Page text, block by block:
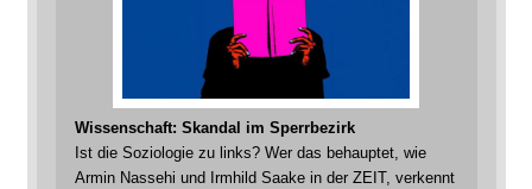
Wissenschaft: Skandal im Sperrbezirk
Ist die Soziologie zu links? Wer das behauptet, wie
Armin Nassehi und Irmhild Saake in der ZEIT, verkennt